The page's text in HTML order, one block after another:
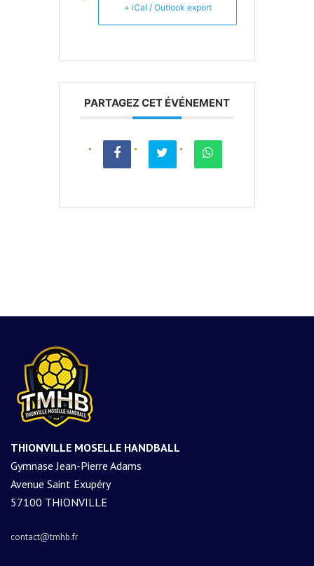
+ iCal / Outlook export
PARTAGEZ CET ÉVÉNEMENT
THIONVILLE MOSELLE HANDBALL
Gymnase Jean-Pierre Adams
Avenue Saint Exupéry
57100 THIONVILLE
contact@tmhb.fr